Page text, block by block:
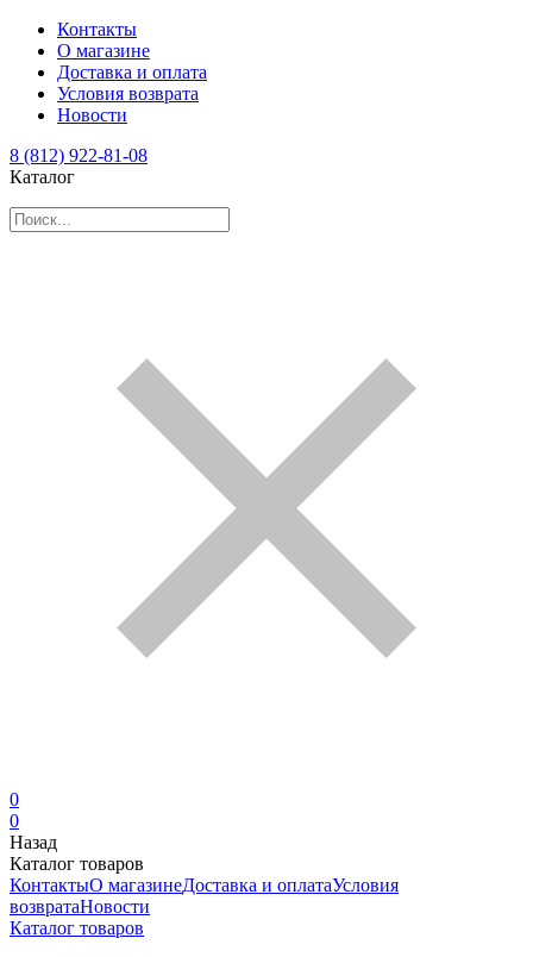
Контакты
О магазине
Доставка и оплата
Условия возврата
Новости
8 (812) 922-81-08
Каталог
0
0
Назад
Каталог товаров
КонтактыО магазинеДоставка и оплатаУсловия
возвратаНовости
Каталог товаров